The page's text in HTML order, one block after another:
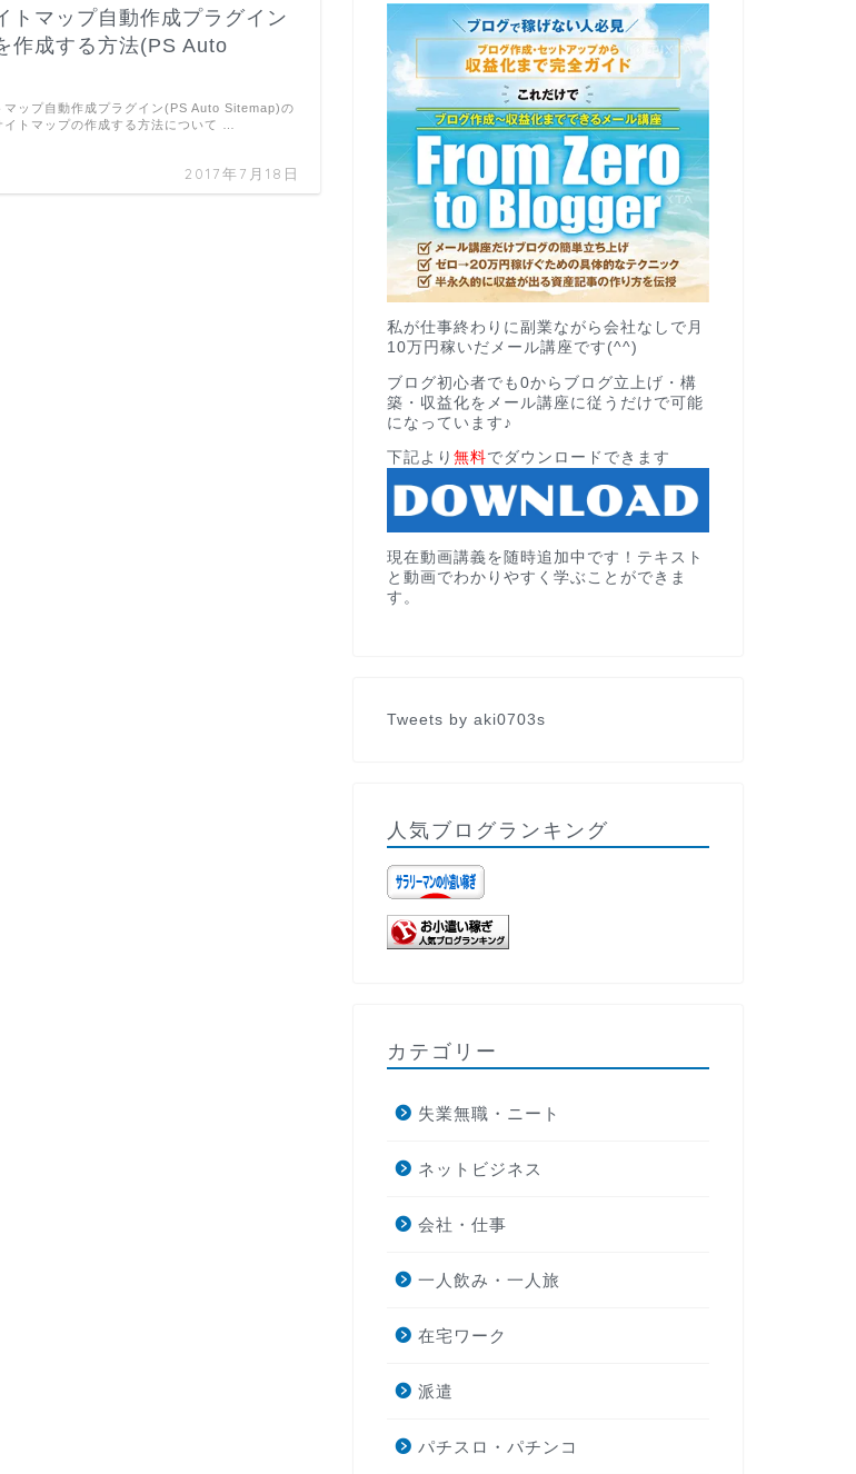
トマップ自動作成プラグイン
作成する方法(PS Auto
2017年7月18日
マップ自動作成プラグイン(PS Auto Sitemap)の
トマップの作成する方法について …
私が仕事終わりに副業ながら会社なしで月
10万円稼いだメール講座です(^^)
ブログ初心者でも0からブログ立上げ・構
築・収益化をメール講座に従うだけで可能
になっています♪
下記より 無料でダウンロードできます
現在動画講義を随時追加中です！テキスト
と動画でわかりやすく学ぶことができま
す。
Tweets by aki0703s
人気ブログランキング
カテゴリー
失業無職・ニート
ネットビジネス
会社・仕事
一人飲み・一人旅
在宅ワーク
派遣
パチスロ・パチンコ